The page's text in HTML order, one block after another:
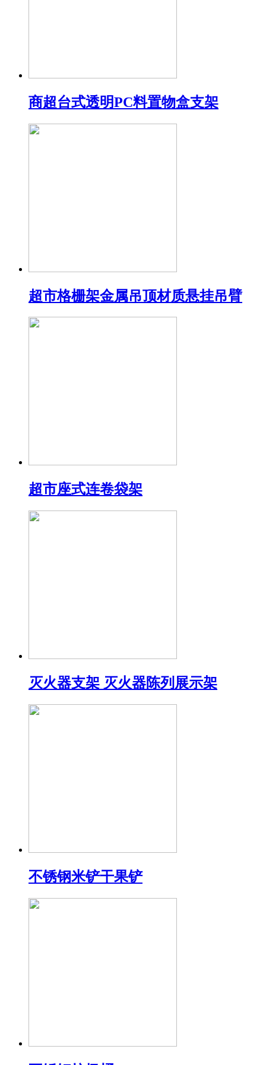
商超台式透明PC料置物盒支架
超市格栅架金属吊顶材质悬挂吊臂
超市座式连卷袋架
灭火器支架 灭火器陈列展示架
不锈钢米铲干果铲